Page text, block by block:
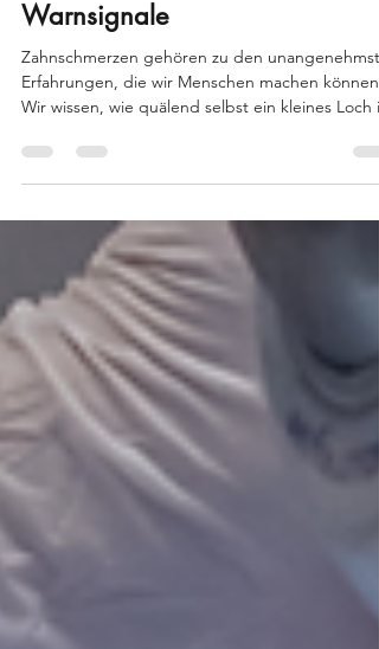
Katze: So erkennen Sie die
Warnsignale
Zahnschmerzen gehören zu den
Erfahrungen, die wir Menschen machen können.
Wir wissen, wie quälend selbst ein kleines Loch
Haustieren? Hunde und Katzen können nicht
einfach sagen: „Mein Zahn tut weh.“ Sie leiden
still, und genau deshalb werden
Zahnerkrankungen bei Tieren oft erst sehr spät
erkannt. In diesem Artikel erfahren Sie, welche
Warnsignale auf Zahnschmerzen hinweis